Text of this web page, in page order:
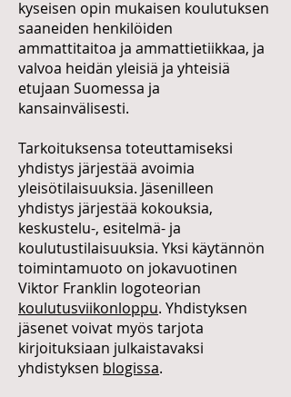
kyseisen opin mukaisen koulutuksen
saaneiden henkilöiden
ammattitaitoa ja ammattietiikkaa, ja
valvoa heidän yleisiä ja yhteisiä
etujaan Suomessa ja
kansainvälisesti.
Tarkoituksensa toteuttamiseksi
yhdistys järjestää avoimia
yleisötilaisuuksia. Jäsenilleen
yhdistys järjestää kokouksia,
keskustelu-, esitelmä- ja
koulutustilaisuuksia. Yksi käytännön
toimintamuoto on jokavuotinen
Viktor Franklin logoteorian
koulutusviikonloppu. Yhdistyksen
jäsenet voivat myös tarjota
kirjoituksiaan julkaistavaksi
yhdistyksen blogissa.